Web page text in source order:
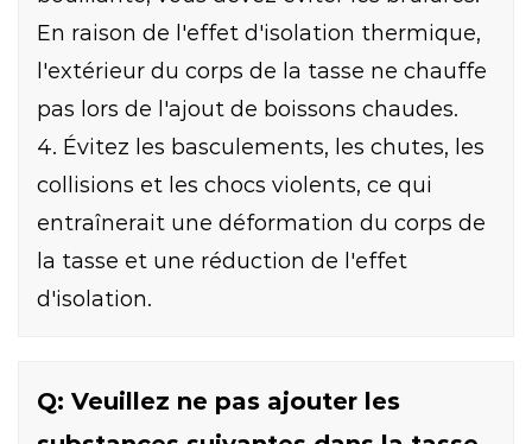
En raison de l'effet d'isolation thermique,
l'extérieur du corps de la tasse ne chauffe
pas lors de l'ajout de boissons chaudes.
4. Évitez les basculements, les chutes, les
collisions et les chocs violents, ce qui
entraînerait une déformation du corps de
la tasse et une réduction de l'effet
d'isolation.
Q: Veuillez ne pas ajouter les